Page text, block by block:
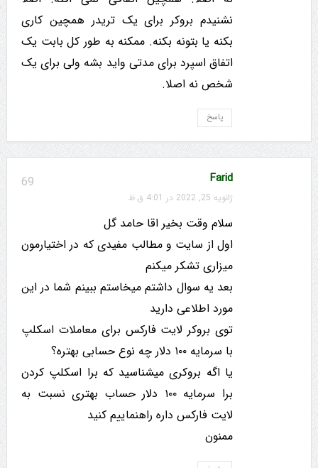
نشنیدم بروکر برای یک تریدر همچین کاری
بکنه یا بتونه بکنه. ممکنه به طور کل بابت یک
اتفاق اسپرد برای مدتی واید بشه ولی برای یک
شخص نه اصلا.
پاسخ
69 Farid
ژانویه 25, 2022 در 4:01 ق.ظ
سلام وقت بخیر اقا حامد گل
اول از سایت و مطالب مفیدی که در اختیارمون
میزاری تشکر میکنم
بعد یه سوال داشتم میخاستم ببینم شما در این
مورد اطلاعی دارید
توی بروکر لایت فارکس برای معاملات اسکلپ
با سرمایه ۱۰۰ دلار چه نوع حسابی بهتره؟
یا اگه بروکری میشناسید که برا اسکلپ کردن
برا سرمایه ۱۰۰ دلار حساب بهتری نسبت به
لایت فارکس داره راهنماییم کنید
ممنون